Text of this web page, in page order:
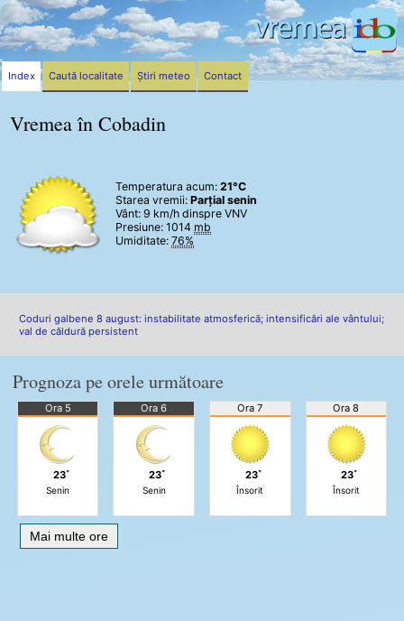
Vremea în Cobadin
Temperatura acum: 21°C
Starea vremii: Parțial senin
Vânt: 9 km/h dinspre VNV
Presiune: 1014 mb
Umiditate: 76%
Coduri galbene 8 august: instabilitate atmosferică; intensificări ale vântului;
val de căldură persistent
Prognoza pe orele următoare
Ora 5
23˚
Senin
Ora 6
23˚
Senin
Ora 7
23˚
Însorit
Ora 8
23˚
Însorit
Mai multe ore
Index Caută localitate Știri meteo Contact